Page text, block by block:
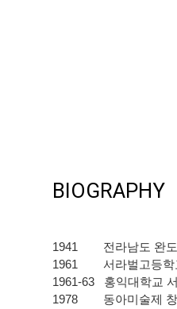
BIOGRAPHY
1941 전라남도 완
1961 서라벌고등학
1961-63 홍익대학교
1978 동아미술제